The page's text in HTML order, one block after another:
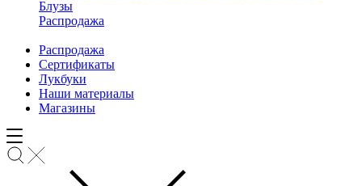
Блузы
Распродажа
Распродажа
Сертификаты
Лукбуки
Наши материалы
Магазины